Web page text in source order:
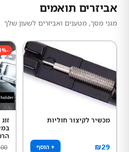
אביזרים תואמים
מגני מסך, מטענים ואביזרים לשעון שלך
מכשיר לקיצור חוליות
₪29 + הוסף
-
%